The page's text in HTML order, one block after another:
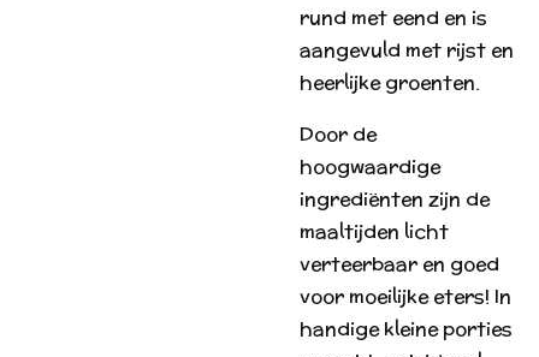
rund met eend en is
aangevuld met rijst en
heerlijke groenten.
Door de
hoogwaardige
ingrediënten zijn de
maaltijden licht
verteerbaar en goed
voor moeilijke eters! In
handige kleine porties